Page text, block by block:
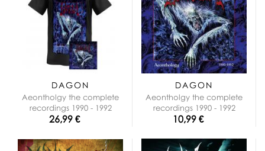
DAGON
Aeontholgy the complete
recordings 1990 - 1992
26,99 €
DAGON
Aeontholgy the complete
recordings 1990 - 1992
10,99 €